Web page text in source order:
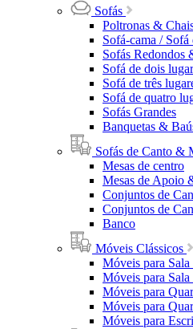
Sofás
Poltronas &
Sofá-cama / Sofá
Sofás Redondos
Sofá de dois
Sofá de três
Sofá de quatro
Sofás Grandes
Banquetas &
Sofás de Canto &
Mesas de centro
Mesas de Apoio
Conjuntos de
Conjuntos de
Banco
Móveis Clássicos
Móveis para Sala
Móveis para Sala
Móveis para
Móveis para
Móveis para